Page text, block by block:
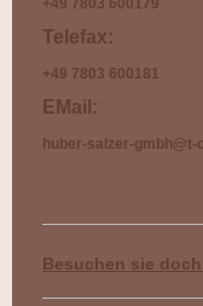
+49 7803 600179
Telefax:
+49 7803 6001 81
EMail :
huber-salzer-gmbh@t-
Besuchen sie